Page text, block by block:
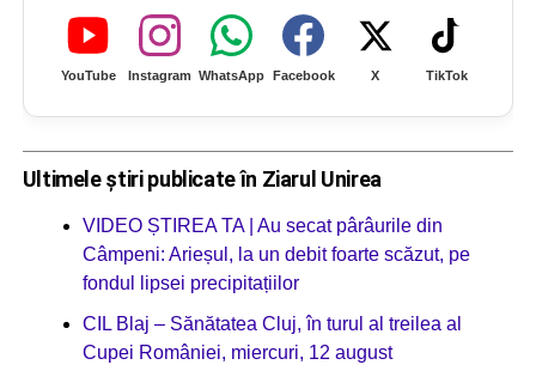
YouTube Instagram WhatsApp Facebook X TikTok
Ultimele știri publicate în Ziarul Unirea
VIDEO ȘTIREA TA | Au secat pârâurile din
Câmpeni: Arieșul, la un debit foarte scăzut, pe
fondul lipsei precipitațiilor
CIL Blaj – Sănătatea Cluj, în turul al treilea al
Cupei României, miercuri, 12 august